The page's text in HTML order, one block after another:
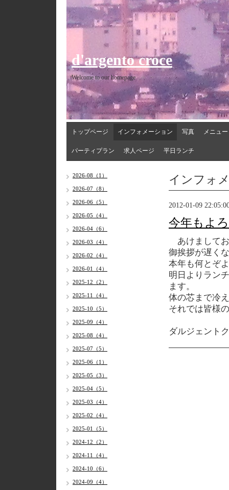
d'argento croce
Welcome to our homepage
トップページ インフォメーション 写真 メニュー
パーティプラン 求人ページ 平日ランチ
インフォ
2012-01-09
今年もよ
あけまして
御挨拶が遅く
本年も何とぞ
明日よりラン
ます。
体の芯まで冷
それでは皆様
ダルジェント
2026-08（1）
2026-07（8）
2026-06（5）
2026-05（4）
2026-04（6）
2026-03（4）
2026-02（4）
2026-01（4）
2025-12（2）
2025-11（4）
2025-10（5）
2025-09（4）
2025-08（4）
2025-07（5）
2025-06（1）
2025-05（3）
2025-04（5）
2025-03（4）
2025-02（4）
2025-01（5）
2024-12（2）
2024-11（4）
2024-10（6）
2024-09（4）